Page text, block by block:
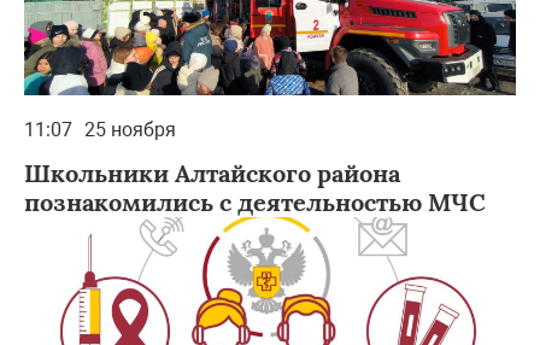
11:07 25 ноября
Школьники Алтайского района
познакомились с деятельностью МЧС